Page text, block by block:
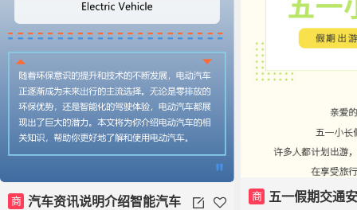
商 汽车资讯说明介绍智能汽车 商 五一假期交通